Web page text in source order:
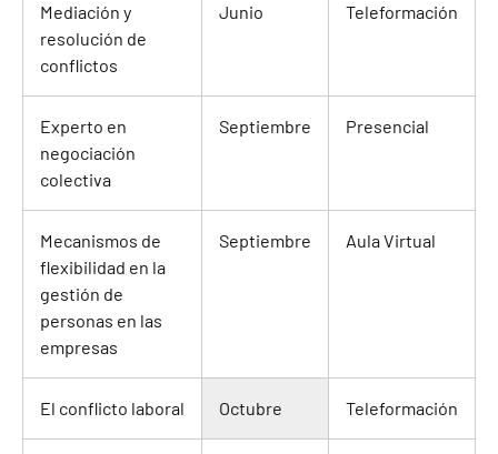
Mediación y
resolución de
conflictos
Junio Teleformación
Experto en
negociación
colectiva
Septiembre Presencial
Mecanismos de
flexibilidad en la
gestión de
personas en las
empresas
Septiembre Aula Virtual
El conflicto laboral Octubre Teleformación